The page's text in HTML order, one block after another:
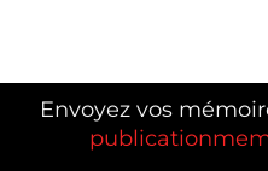
Envoyez vos